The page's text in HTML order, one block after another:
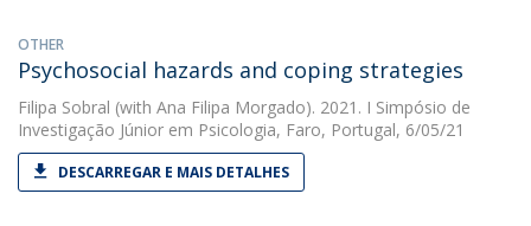
OTHER
Psychosocial hazards and coping strategies
Filipa Sobral (with Ana Filipa Morgado). 2021. I Simpósio de
Investigação Júnior em Psicologia, Faro, Portugal, 6/05/21
DESCARREGAR E MAIS DETALHES